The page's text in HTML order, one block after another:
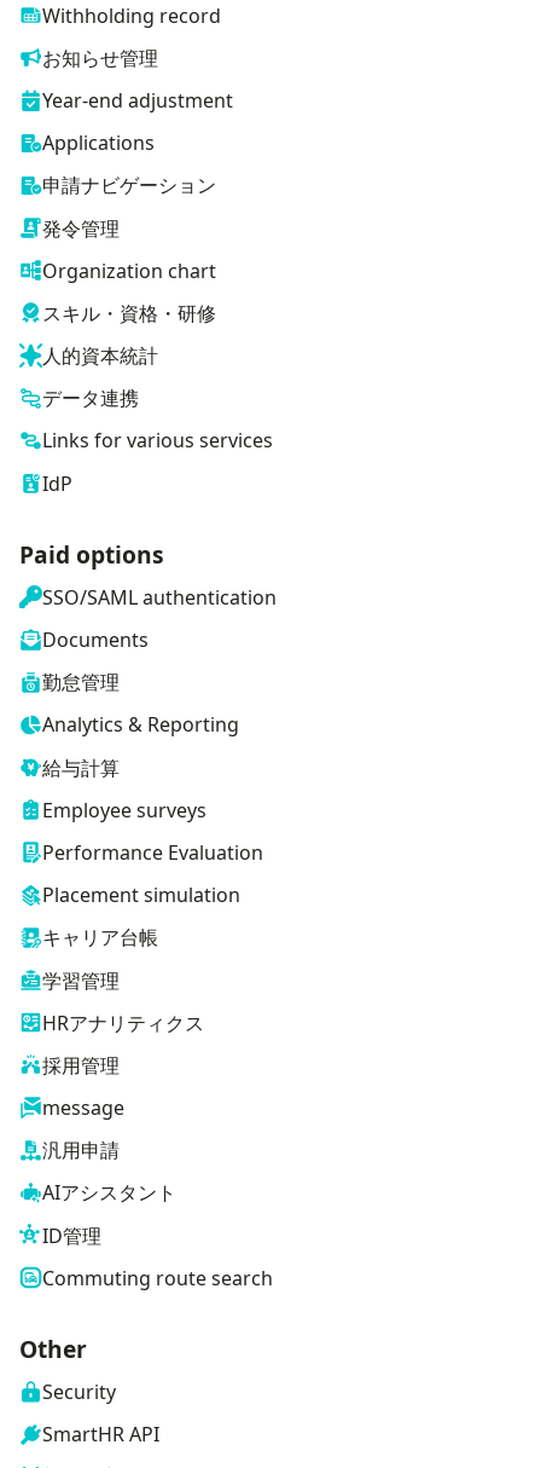
Withholding record
お知らせ管理
Year-end adjustment
Applications
申請ナビゲーション
発令管理
Organization chart
スキル・資格・研修
人的資本統計
データ連携
Links for various services
IdP
Paid options
SSO/SAML authentication
Documents
勤怠管理
Analytics & Reporting
給与計算
Employee surveys
Performance Evaluation
Placement simulation
キャリア台帳
学習管理
HRアナリティクス
採用管理
message
汎用申請
AIアシスタント
ID管理
Commuting route search
Other
Security
SmartHR API